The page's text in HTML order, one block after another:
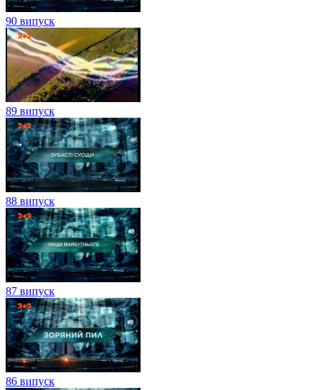
90 випуск
89 випуск
88 випуск
87 випуск
86 випуск